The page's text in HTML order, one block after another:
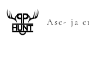
Ase- ja